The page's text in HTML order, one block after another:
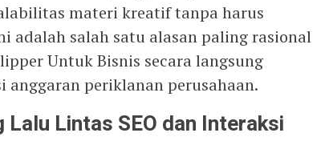
materi kreatif tanpa harus
adalah salah satu alasan paling rasional
Untuk Bisnis secara langsung
periklanan perusahaan.
Lintas SEO dan Interaksi